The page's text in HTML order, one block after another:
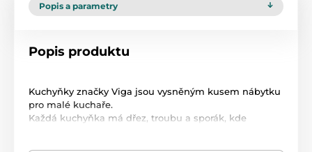
Popis a parametry
Popis produktu
Kuchyňky značky Viga jsou vysněným kusem nábytku
pro malé kuchaře.
Každá kuchyňka má dřez, troubu a sporák, kde